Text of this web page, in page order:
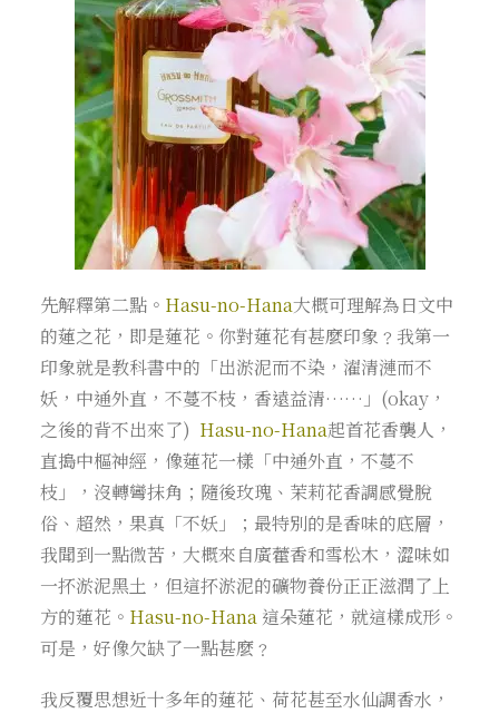
先解釋第二點。 Hasu-no-Hana大概可理解為日文中
的蓮之花，即是蓮花。你對蓮花有甚麼印象﹖我第一
印象就是教科書中的「出淤泥而不染，濯清漣而不
妖，中通外直，不蔓不枝，香遠益清……」(okay，
之後的背不出來了) Hasu-no-Hana起首花香襲人，
直搗中樞神經，像蓮花一樣「中通外直，不蔓不
枝」，沒轉彎抹角；隨後玫瑰、茉莉花香調感覺脫
俗、超然，果真「不妖」；最特別的是香味的底層，
我聞到一點微苦，大概來自廣藿香和雪松木，澀味如
一抔淤泥黑土，但這抔淤泥的礦物養份正正滋潤了上
方的蓮花。 Hasu-no-Hana 這朵蓮花，就這樣成形。
可是，好像欠缺了一點甚麼﹖
我反覆思想近十多年的蓮花、荷花甚至水仙調香水，